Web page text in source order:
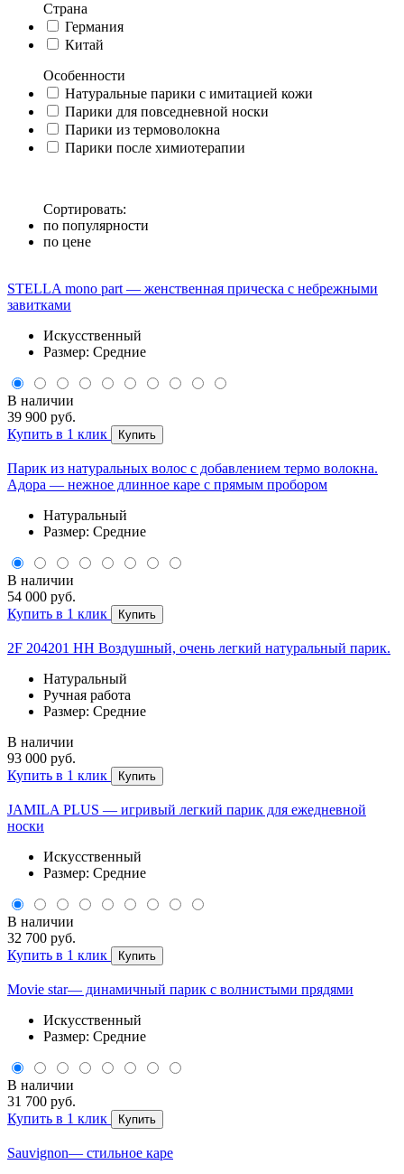
Страна
Германия
Китай
Особенности
Натуральные парики с имитацией кожи
Парики для повседневной носки
Парики из термоволокна
Парики после химиотерапии
Сортировать:
по популярности
по цене
STELLA mono part — женственная прическа с небрежными
завитками
Искусственный
Размер: Средние
В наличии
39 900 руб.
Купить в 1 клик
Купить
Парик из натуральных волос с добавлением термо волокна.
Адора — нежное длинное каре с прямым пробором
Натуральный
Размер: Средние
В наличии
54 000 руб.
Купить в 1 клик
Купить
2F 204201 HH Воздушный, очень легкий натуральный парик.
Натуральный
Ручная работа
Размер: Средние
В наличии
93 000 руб.
Купить в 1 клик
Купить
JAMILA PLUS — игривый легкий парик для ежедневной
носки
Искусственный
Размер: Средние
В наличии
32 700 руб.
Купить в 1 клик
Купить
Movie star— динамичный парик с волнистыми прядями
Искусственный
Размер: Средние
В наличии
31 700 руб.
Купить в 1 клик
Купить
Sauvignon— стильное каре